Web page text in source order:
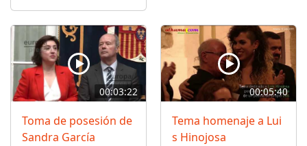
00:03:22
Toma de posesión de
Sandra García
00:05:40
Tema homenaje a Lui
s Hinojosa